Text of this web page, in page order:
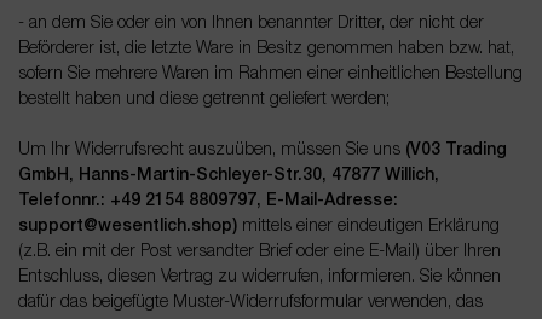
- an dem Sie oder ein von Ihnen benannter Dritter, der nicht der
Beförderer ist, die letzte Ware in Besitz genommen haben bzw. hat,
sofern Sie mehrere Waren im Rahmen einer einheitlichen Bestellung
bestellt haben und diese getrennt geliefert werden;
Um Ihr Widerrufsrecht auszuüben, müssen Sie uns (V03 Trading
GmbH, Hanns-Martin-Schleyer-Str.30, 47877 Willich,
Telefonnr.: +49 2154 8809797, E-Mail-Adresse:
support@wesentlich.shop) mittels einer eindeutigen Erklärung
(z.B. ein mit der Post versandter Brief oder eine E-Mail) über Ihren
Entschluss, diesen Vertrag zu widerrufen, informieren. Sie können
dafür das beigefügte Muster-Widerrufsformular verwenden, das